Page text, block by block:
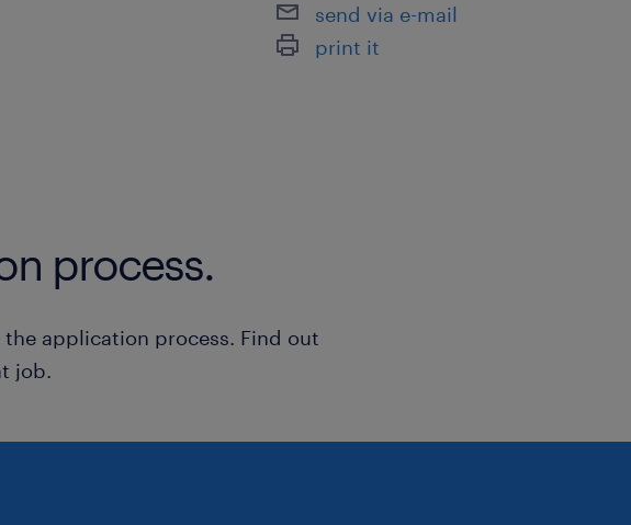
send via e-mail
print it
process.
the application process. Find out
job.